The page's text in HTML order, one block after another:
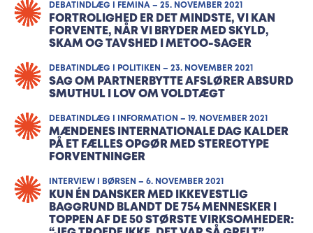
DEBATINDLÆG I FEMINA – 25. NOVEMBER 2021
FORTROLIGHED ER DET MINDSTE, VI KAN
FORVENTE, NÅR VI BRYDER MED SKYLD,
SKAM OG TAVSHED I METOO-SAGER
DEBATINDLÆG I POLITIKEN – 23. NOVEMBER 2021
SAG OM PARTNERBYTTE AFSLØRER ABSURD
SMUTHUL I LOV OM VOLDTÆGT
DEBATINDLÆG I INFORMATION – 19. NOVEMBER 2021
MÆNDENES INTERNATIONALE DAG KALDER
PÅ ET FÆLLES OPGØR MED STEREOTYPE
FORVENTNINGER
INTERVIEW I BØRSEN – 6. NOVEMBER 2021
KUN ÉN DANSKER MED IKKEVE­STLIG
BAGGRUND BLANDT DE 754 MENNESKER I
TOPPEN AF DE 50 STØRSTE VIRKSOM­HEDER: